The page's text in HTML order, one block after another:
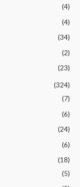
(4)
(4)
(34)
(2)
(23)
(324)
(7)
(6)
(24)
(6)
(18)
(5)